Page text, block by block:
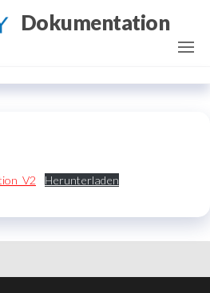
Dokumentation
Herunterladen